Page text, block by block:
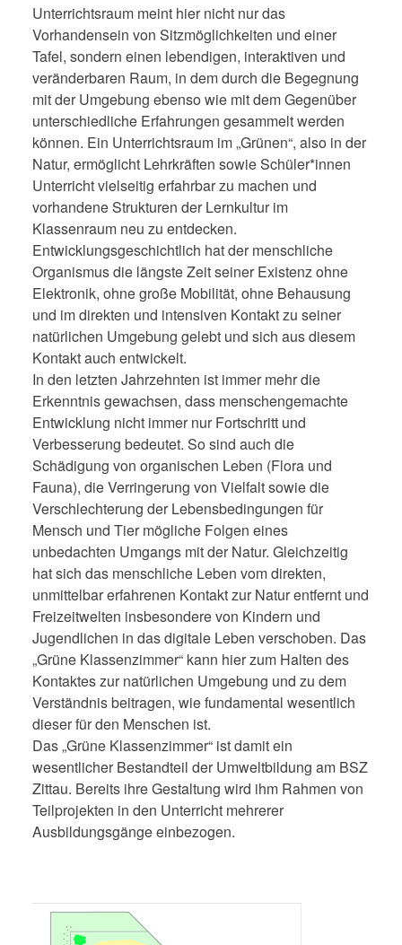
Unterrichtsraum meint hier nicht nur das
Vorhandensein von Sitzmöglichkeiten und einer
Tafel, sondern einen lebendigen, interaktiven und
veränderbaren Raum, in dem durch die Begegnung
mit der Umgebung ebenso wie mit dem Gegenüber
unterschiedliche Erfahrungen gesammelt werden
können. Ein Unterrichtsraum im „Grünen“, also in der
Natur, ermöglicht Lehrkräften sowie Schüler*innen
Unterrichtvielseitig erfahrbar zu machen und
vorhandene Strukturen der Lernkultur im
Klassenraum neu zu entdecken.
Entwicklungsgeschichtlich hat der menschliche
Organismus die längste Zeit seiner Existenz ohne
Elektronik, ohne große Mobilität, ohne Behausung
und im direkten und intensiven Kontakt zu seiner
natürlichen Umgebung gelebt und sich aus diesem
Kontakt auch entwickelt.
In den letzten Jahrzehnten ist immer mehr die
Erkenntnis gewachsen, dass menschengemachte
Entwicklung nicht immer nur Fortschritt und
Verbesserung bedeutet. So sind auch die
Schädigung von organischen Leben (Flora und
Fauna), die Verringerung von Vielfalt sowie die
Verschlechterung der Lebensbedingungen für
Mensch und Tier mögliche Folgen eines
unbedachten Umgangs mit der Natur. Gleichzeitig
hat sich das menschliche Leben vom direkten,
unmittelbar erfahrenen Kontakt zur Natur entfernt und
Freizeitwelten insbesondere von Kindern und
Jugendlichen in das digitale Leben verschoben. Das
„Grüne Klassenzimmer“ kann hier zum Halten des
Kontaktes zur natürlichen Umgebung und zu dem
Verständnis beitragen, wie fundamental wesentlich
dieser für den Menschen ist.
Das „Grüne Klassenzimmer“ ist damit ein
wesentlicher Bestandteil der Umweltbildung am BSZ
Zittau. Bereits ihre Gestaltung wird ihm Rahmen von
Teilprojekten in den Unterricht mehrerer
Ausbildungsgänge einbezogen.